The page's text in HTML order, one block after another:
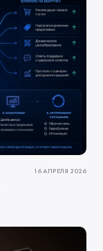
16 АПРЕЛЯ 2026